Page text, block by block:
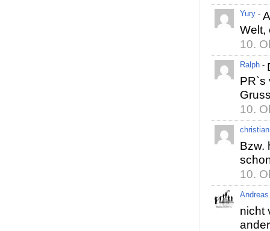
Yury -
Welt,
10.
Ralph -
PR`s
10.
christian
Bzw.
10.
Andreas
nicht